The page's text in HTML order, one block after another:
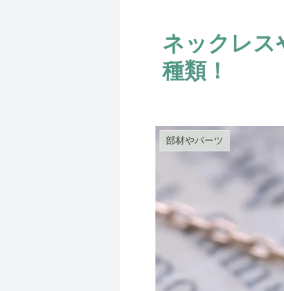
ネックレス
種類！
部材やパーツ